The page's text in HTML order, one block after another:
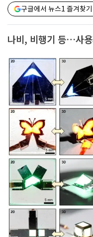
구글에서 뉴스1 즐겨찾기
나비, 비행기 등…사